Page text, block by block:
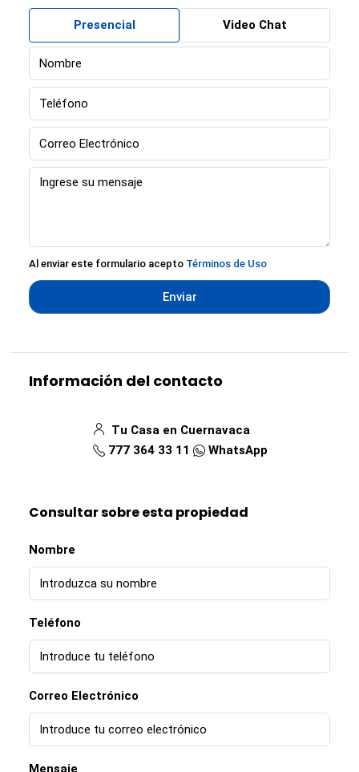
Presencial Video Chat
Al enviar este formulario acepto Términos de Uso
Enviar
Información del contacto
Tu Casa en Cuernavaca
777 364 33 11
WhatsApp
Consultar sobre esta propiedad
Nombre
Teléfono
Correo Electrónico
Mensaje